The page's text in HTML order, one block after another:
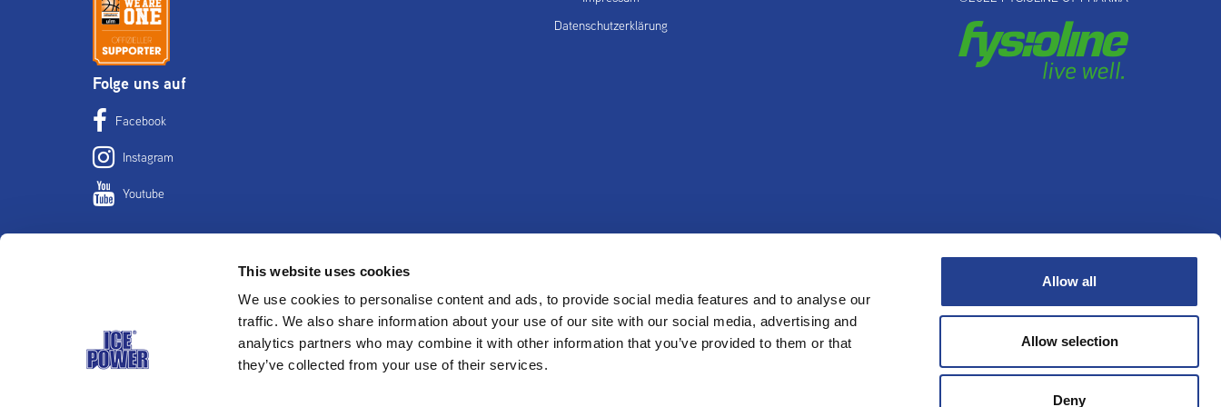
Wir verwenden Cookies auf unseren
Websites, um sicherzustellen, dass Sie die
This website uses cookies
We use cookies to personalise content and ads, to provide social media features and to analyse our
traffic. We also share information about your use of our site with our social media, advertising and
analytics partners who may combine it with other information that you’ve provided to them or that
they’ve collected from your use of their services.
Allow all
Allow selection
Deny
Folge uns auf
Facebook
Instagram
Youtube
Datenschutzerklärung
Anwendung Kontakt